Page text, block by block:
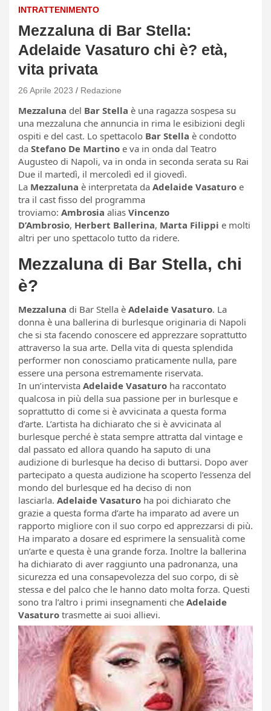
INTRATTENIMENTO
Mezzaluna di Bar Stella:
Adelaide Vasaturo chi è? età,
vita privata
26 Aprile 2023 Redazione
Mezzaluna del Bar Stella è una ragazza sospesa su
una mezzaluna che annuncia in rima le esibizioni degli
ospiti e del cast. Lo spettacolo Bar Stella è condotto
da Stefano De Martino e va in onda dal Teatro
Augusteo di Napoli, va in onda in seconda serata su Rai
Due il martedì, il mercoledì ed il giovedì.
La Mezzaluna è interpretata da Adelaide Vasaturo e
tra il cast fisso del programma
troviamo: Ambrosia alias Vincenzo
D’Ambrosio, Herbert Ballerina, Marta Filippi e molti
altri per uno spettacolo tutto da ridere.
Mezzaluna di Bar Stella, chi
è?
Mezzaluna di Bar Stella è Adelaide Vasaturo. La
donna è una ballerina di burlesque originaria di Napoli
che si sta facendo conoscere ed apprezzare soprattutto
attraverso la sua arte. Della vita di questa splendida
performer non conosciamo praticamente nulla, pare
essere una persona estremamente riservata.
In un’intervista Adelaide Vasaturo ha raccontato
qualcosa in più della sua passione per in burlesque e
soprattutto di come si è avvicinata a questa forma
d’arte. L’artista ha dichiarato che si è avvicinata al
burlesque perché è stata sempre attratta dal vintage e
dal passato ed allora quando ha saputo di una
audizione di burlesque ha deciso di buttarsi. Dopo aver
partecipato a questa audizione ha scoperto l’essenza del
mondo del burlesque ed ha deciso di non
lasciarla. Adelaide Vasaturo ha poi dichiarato che
grazie a questa forma d’arte ha imparato ad avere un
rapporto migliore con il suo corpo ed apprezzarsi di più.
Ha imparato a dosare ed esprimere la sensualità come
un’arte e questa è una grande forza. Inoltre la ballerina
ha dichiarato di aver raggiunto una padronanza, una
sicurezza ed una consapevolezza del suo corpo, di sè
stessa e del palco che le hanno dato molta forza. Questi
sono tra l’altro i primi insegnamenti che Adelaide
Vasaturo trasmette ai suoi allievi.